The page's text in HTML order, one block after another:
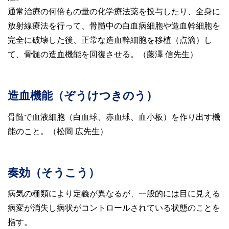
通常治療の何倍もの量の化学療法薬を投与したり、全身に
放射線療法を行って、骨髄中の白血病細胞や造血幹細胞を
完全に破壊した後、正常な造血幹細胞を移植（点滴）し
て、骨髄の造血機能を回復させる。（藤澤 信先生）
造血機能（ぞうけつきのう）
骨髄で血液細胞（白血球、赤血球、血小板）を作り出す機
能のこと。（松岡 広先生）
奏効（そうこう）
病気の種類により定義が異なるが、一般的には目に見える
病変が消失し病状がコントロールされている状態のことを
指す。